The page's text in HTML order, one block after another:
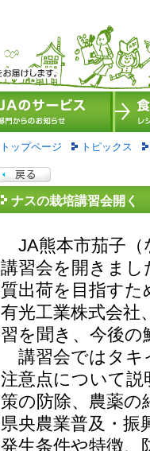
トップページ トピックス
ナスの栽培講習会開く
JA熊本市茄子（
講習会を開きまし
質出荷を目指すた
有光工業株式会社
習を聞き、今後
講習会ではタキ
注意点について説
策の防除、農薬
県央農業普及・
発生条件や特徴、